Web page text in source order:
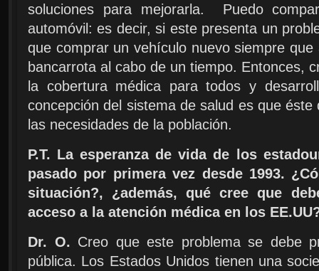
soluciones para mejorarla. Puedo
automóvil: es decir, si este presenta un
que comprar un vehículo nuevo siempre
bancarrota al cabo de un tiempo. Entonces,
la cobertura médica para todos y
concepción del sistema de salud es que
las necesidades de la población.
P.T. La esperanza de vida de los
pasado por primera vez desde 1993.
situación?, ¿además, qué cree que
acceso a la atención médica en los
Dr. O. Creo que este problema se debe
pública. Los Estados Unidos tienen una